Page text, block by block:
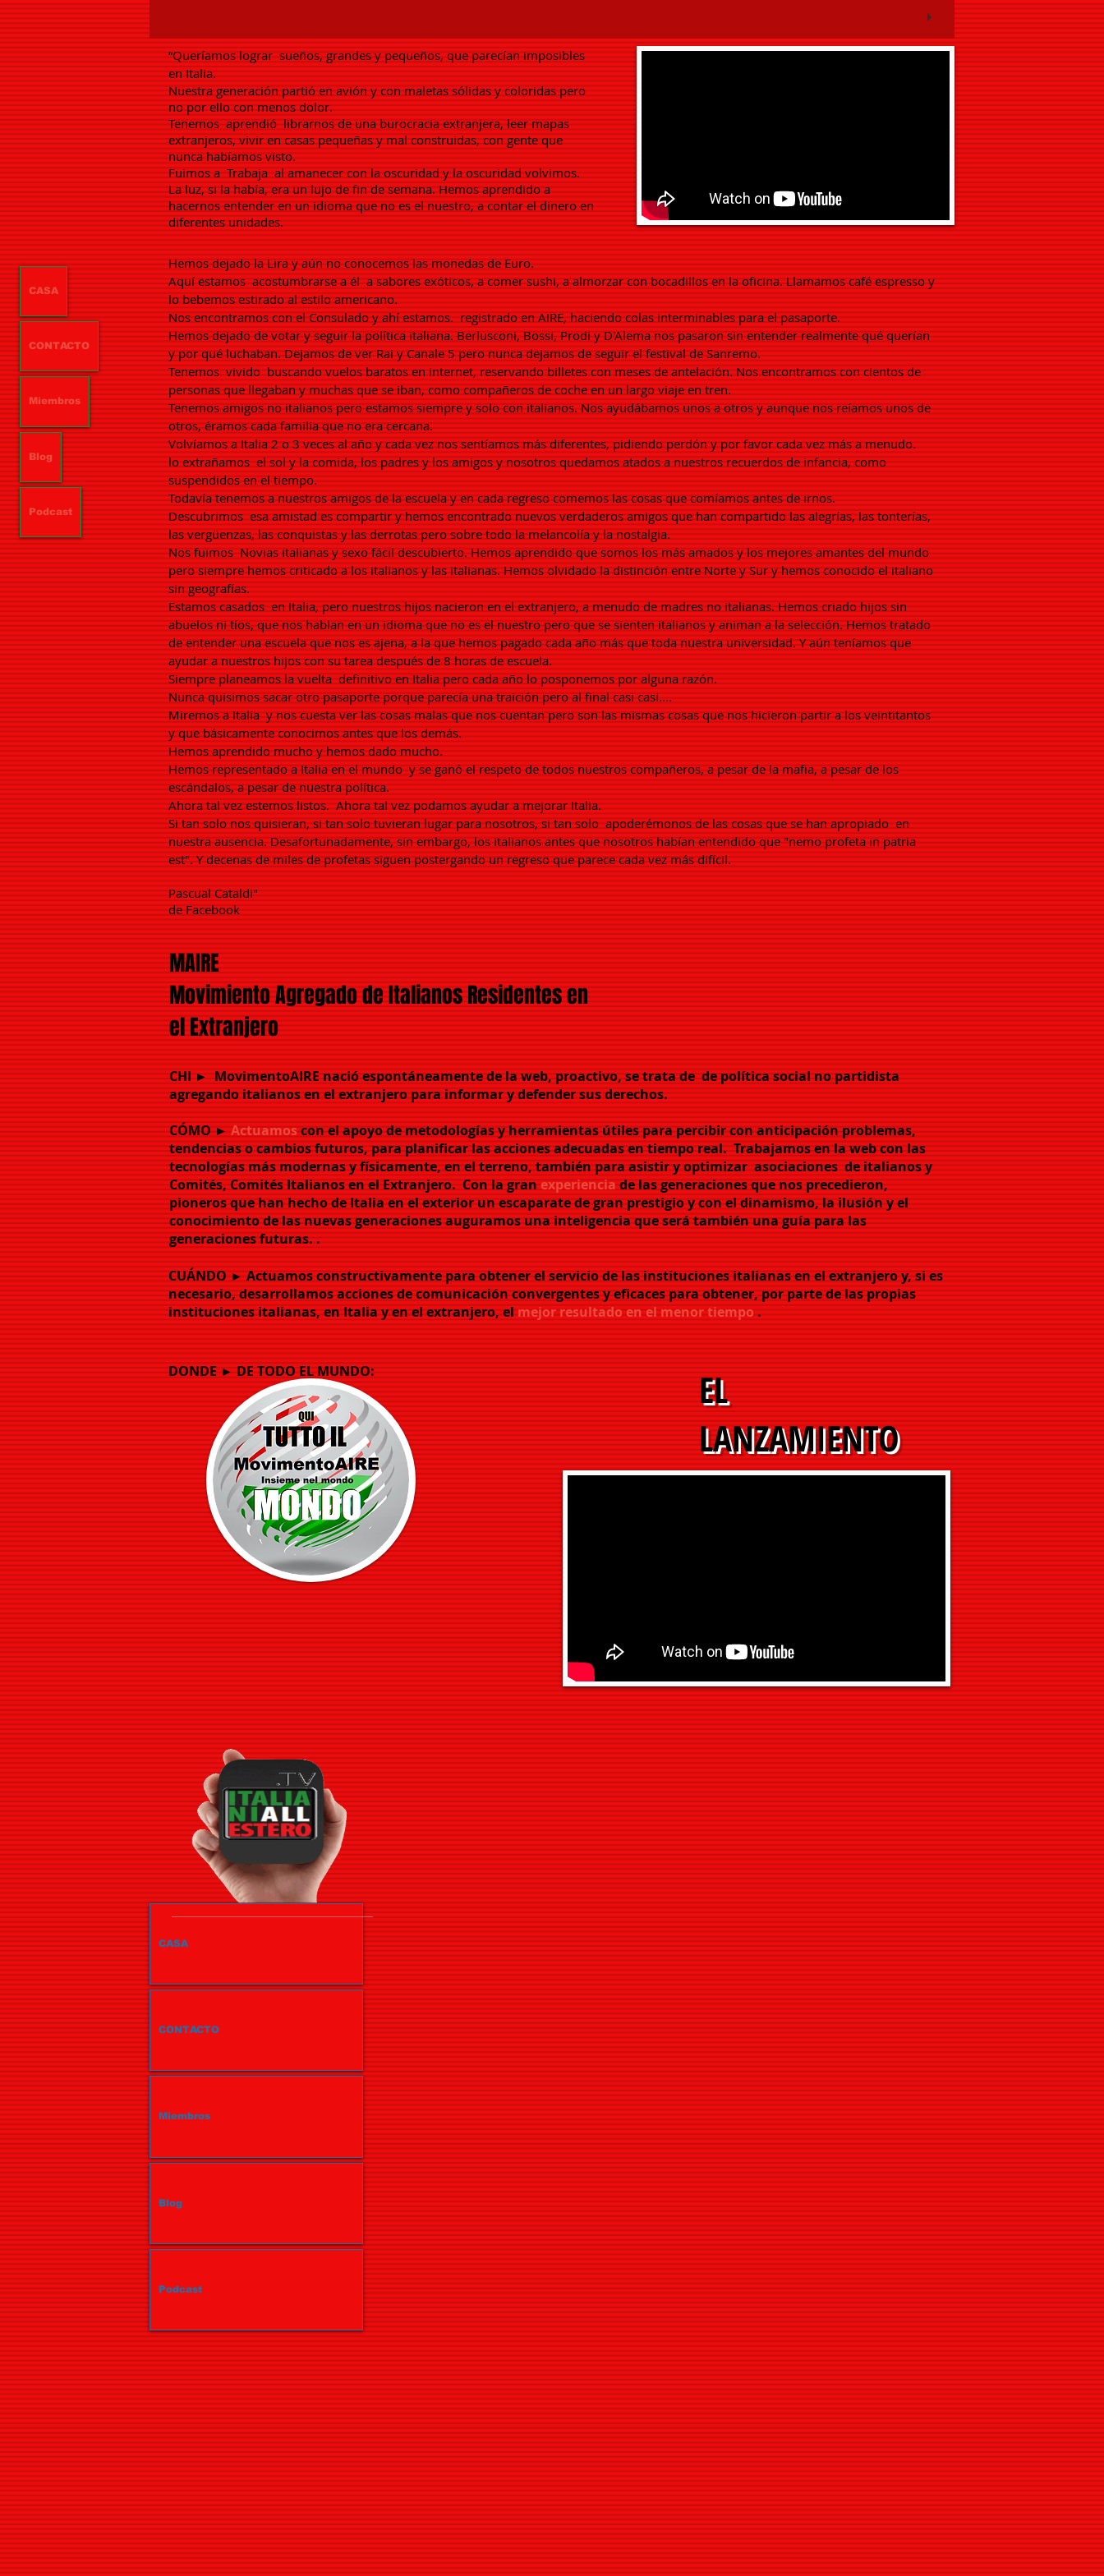
“Queríamos lograr sueños, grandes y pequeños, que parecían imposibles
en Italia.
Nuestra generación partió en avión y con maletas sólidas y coloridas pero
no por ello con menos dolor.
Tenemos aprendió librarnos de una burocracia extranjera, leer mapas
extranjeros, vivir en casas pequeñas y mal construidas, con gente que
nunca habíamos visto.
Fuimos a Trabaja al amanecer con la oscuridad y la oscuridad volvimos.
La luz, si la había, era un lujo de fin de semana. Hemos aprendido a
hacernos entender en un idioma que no es el nuestro, a contar el dinero en
diferentes unidades.
CASA
CONTACTO
Miembros
Blog
Podcast
Hemos dejado la Lira y aún no conocemos las monedas de Euro.
Aquí estamos acostumbrarse a él a sabores exóticos, a comer sushi, a almorzar con bocadillos en la oficina. Llamamos café espresso y
lo bebemos estirado al estilo americano.
Nos encontramos con el Consulado y ahí estamos. registrado en AIRE, haciendo colas interminables para el pasaporte.
Hemos dejado de votar y seguir la política italiana. Berlusconi, Bossi, Prodi y D'Alema nos pasaron sin entender realmente qué querían
y por qué luchaban. Dejamos de ver Rai y Canale 5 pero nunca dejamos de seguir el festival de Sanremo.
Tenemos vivido buscando vuelos baratos en internet, reservando billetes con meses de antelación. Nos encontramos con cientos de
personas que llegaban y muchas que se iban, como compañeros de coche en un largo viaje en tren.
Tenemos amigos no italianos pero estamos siempre y solo con italianos. Nos ayudábamos unos a otros y aunque nos reíamos unos de
otros, éramos cada familia que no era cercana.
Volvíamos a Italia 2 o 3 veces al año y cada vez nos sentíamos más diferentes, pidiendo perdón y por favor cada vez más a menudo.
lo extrañamos el sol y la comida, los padres y los amigos y nosotros quedamos atados a nuestros recuerdos de infancia, como
suspendidos en el tiempo.
Todavía tenemos a nuestros amigos de la escuela y en cada regreso comemos las cosas que comíamos antes de irnos.
Descubrimos esa amistad es compartir y hemos encontrado nuevos verdaderos amigos que han compartido las alegrías, las tonterías,
las vergüenzas, las conquistas y las derrotas pero sobre todo la melancolía y la nostalgia.
Nos fuimos Novias italianas y sexo fácil descubierto. Hemos aprendido que somos los más amados y los mejores amantes del mundo
pero siempre hemos criticado a los italianos y las italianas. Hemos olvidado la distinción entre Norte y Sur y hemos conocido el italiano
sin geografías.
Estamos casados en Italia, pero nuestros hijos nacieron en el extranjero, a menudo de madres no italianas. Hemos criado hijos sin
abuelos ni tíos, que nos hablan en un idioma que no es el nuestro pero que se sienten italianos y animan a la selección. Hemos tratado
de entender una escuela que nos es ajena, a la que hemos pagado cada año más que toda nuestra universidad. Y aún teníamos que
ayudar a nuestros hijos con su tarea después de 8 horas de escuela.
Siempre planeamos la vuelta definitivo en Italia pero cada año lo posponemos por alguna razón.
Nunca quisimos sacar otro pasaporte porque parecía una traición pero al final casi casi....
Miremos a Italia y nos cuesta ver las cosas malas que nos cuentan pero son las mismas cosas que nos hicieron partir a los veintitantos
y que básicamente conocimos antes que los demás.
Hemos aprendido mucho y hemos dado mucho.
Hemos representado a Italia en el mundo y se ganó el respeto de todos nuestros compañeros, a pesar de la mafia, a pesar de los
escándalos, a pesar de nuestra política.
Ahora tal vez estemos listos. Ahora tal vez podamos ayudar a mejorar Italia.
Si tan solo nos quisieran, si tan solo tuvieran lugar para nosotros, si tan solo apoderémonos de las cosas que se han apropiado en
nuestra ausencia. Desafortunadamente, sin embargo, los italianos antes que nosotros habían entendido que "nemo profeta in patria
est". Y decenas de miles de profetas siguen postergando un regreso que parece cada vez más difícil.
Pascual Cataldi"
de Facebook
MAIRE
Movimiento Agregado de Italianos Residentes en
el Extranjero
CHI ► MovimentoAIRE nació espontáneamente de la web, proactivo, se trata de de política social no partidista
agregando italianos en el extranjero para informar y defender sus derechos.
CÓMO ►Actuamoscon el apoyo de metodologías y herramientas útiles para percibir con anticipación problemas,
tendencias o cambios futuros, para planificar las acciones adecuadas en tiempo real. Trabajamos en la web con las
tecnologías más modernas y físicamente, en el terreno, también para asistir y optimizar asociaciones de italianos y
Comités, Comités Italianos en el Extranjero. Con la granexperienciade las generaciones que nos precedieron,
pioneros que han hecho de Italia en el exterior un escaparate de gran prestigio y con el dinamismo, la ilusión y el
conocimiento de las nuevas generaciones auguramos una inteligencia que será también una guía para las
generaciones futuras. .
CUÁNDO ► Actuamosconstructivamentepara obtener el servicio de las instituciones italianas en el extranjero y, si es
necesario, desarrollamos acciones de comunicación convergentes y eficaces para obtener, por parte de las propias
instituciones italianas, en Italia y en el extranjero, elmejor resultado en el menor tiempo.
DONDE ► DE TODO EL MUNDO:
EL
LANZAMIENTO
CASA
CONTACTO
Miembros
Blog
Podcast